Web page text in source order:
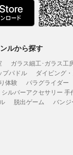
ルから探す
ガラス細工･ガラス工
プパドル
ダイビング
体験
パラグライダー
シルバーアクセサリー 手
脱出ゲーム バン